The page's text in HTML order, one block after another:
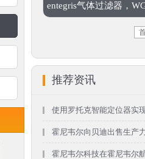
entegris气体过滤器，
推荐资讯
使用罗托克智能定位器实
霍尼韦尔向贝迪出售生产
霍尼韦尔科技在霍尼韦尔